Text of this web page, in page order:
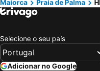
Maiorca
Praia de Palma
Selecione o seu país
Adicionar no Google